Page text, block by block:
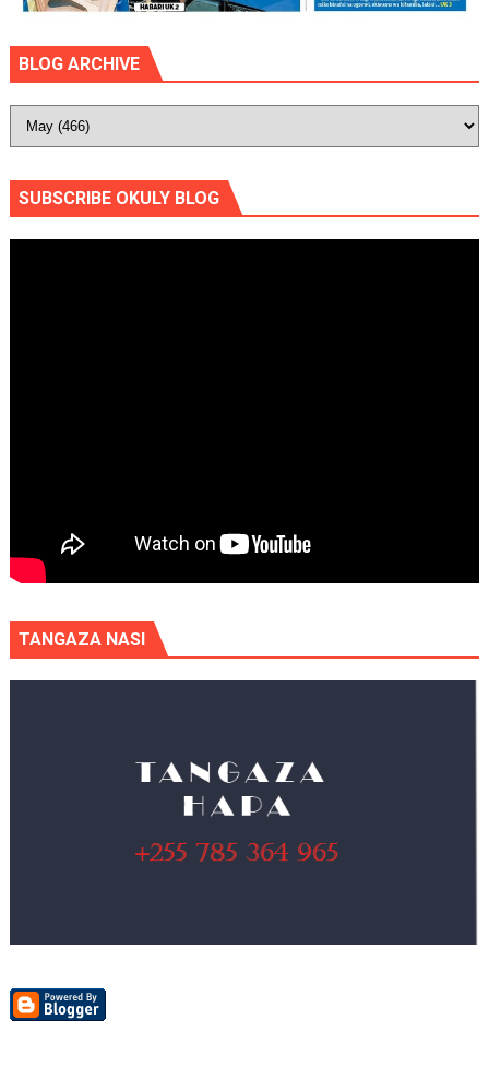
BLOG ARCHIVE
SUBSCRIBE OKULY BLOG
TANGAZA NASI